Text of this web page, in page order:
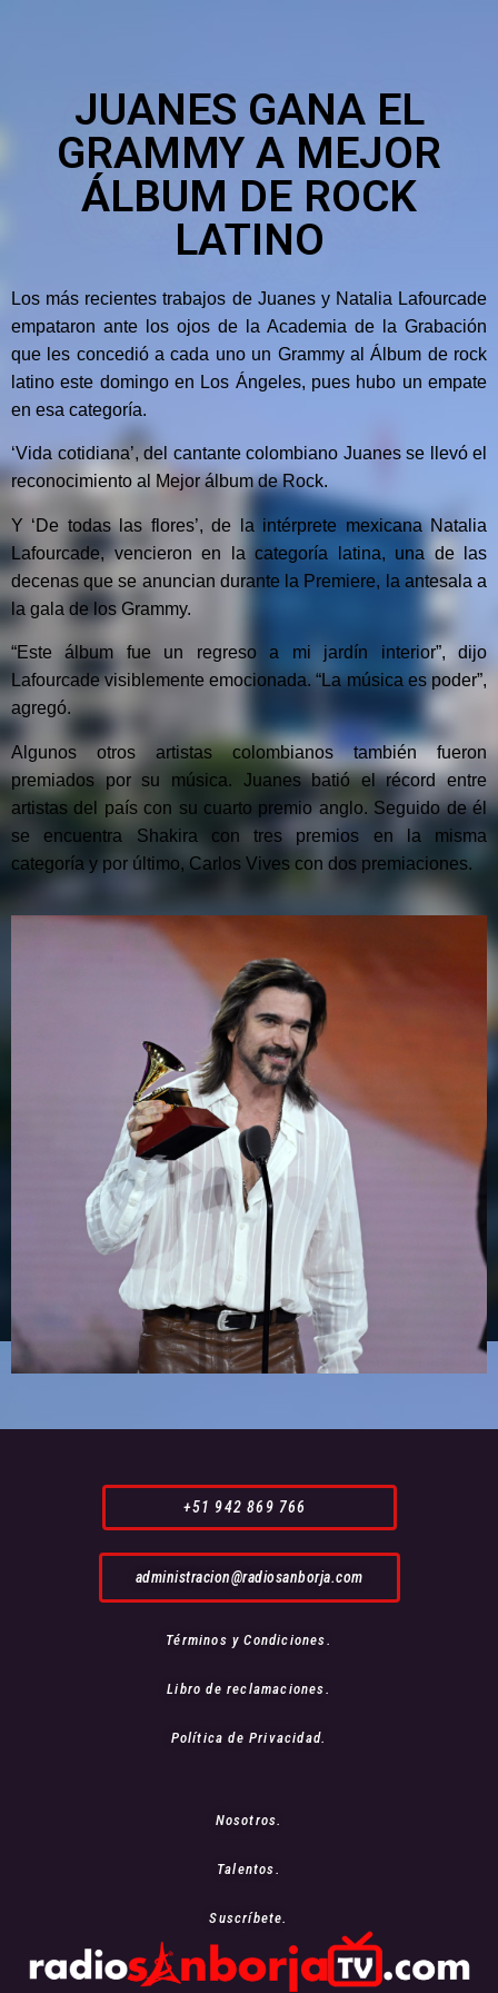
JUANES GANA EL
GRAMMY A MEJOR
ÁLBUM DE ROCK
LATINO
Los más recientes trabajos de Juanes y Natalia Lafourcade
empataron ante los ojos de la Academia de la Grabación
que les concedió a cada uno un Grammy al Álbum de rock
latino este domingo en Los Ángeles, pues hubo un empate
en esa categoría.
‘Vida cotidiana’, del cantante colombiano Juanes se llevó el
reconocimiento al Mejor álbum de Rock.
Y ‘De todas las flores’, de la intérprete mexicana Natalia
Lafourcade, vencieron en la categoría latina, una de las
decenas que se anuncian durante la Premiere, la antesala a
la gala de los Grammy.
“Este álbum fue un regreso a mi jardín interior”, dijo
Lafourcade visiblemente emocionada. “La música es poder”,
agregó.
Algunos otros artistas colombianos también fueron
premiados por su música. Juanes batió el récord entre
artistas del país con su cuarto premio anglo. Seguido de él
se encuentra Shakira con tres premios en la misma
categoría y por último, Carlos Vives con dos premiaciones.
+51 942 869 766
administracion@radiosanborja.com
Términos y Condiciones.
Libro de reclamaciones.
Política de Privacidad.
Nosotros.
Talentos.
Suscríbete.